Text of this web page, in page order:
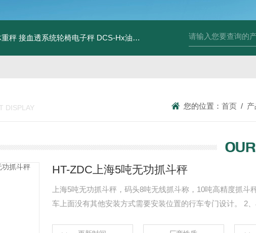
秤 接血透系统轮椅电子秤 DCS-Hx油桶搬运车电子秤 上海350kg防爆倒桶称
DISPLAY 您的位置： 首页 /
HT-ZDC上海5吨无功抓斗秤
上海5吨无功抓斗秤，码头8吨无线抓斗称，10吨高精度抓斗
车上面没有其他安装方式需要安装位置的行车专门设计。 2